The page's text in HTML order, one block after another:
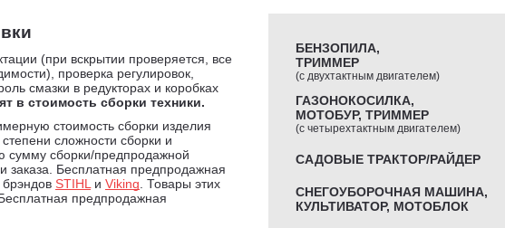
(при вскрытии проверяется, все
проверка регулировок,
смазки в редукторах и коробках
в стоимость сборки техники.
стоимость сборки изделия
сложности сборки и
сумму сборки/предпродажной
заказа. Бесплатная предпродажная
брэндов STIHL и Viking . Товары этих
предпродажная
БЕНЗОПИЛА,
ТРИММЕР
(с двухтактным двигателем)
ГАЗОНОКОСИЛКА,
МОТОБУР, ТРИММЕР
(с четырехтактным двигателем)
САДОВЫЕ ТРАКТОР/РАЙДЕР
СНЕГОУБОРОЧНАЯ МАШИНА,
КУЛЬТИВАТОР, МОТОБЛОК